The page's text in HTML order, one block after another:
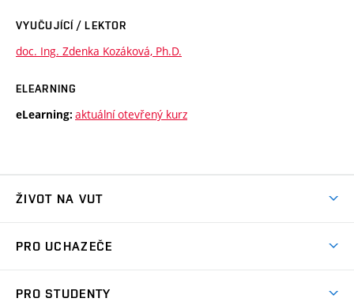
VYUČUJÍCÍ / LEKTOR
doc. Ing. Zdenka Kozáková, Ph.D.
ELEARNING
eLearning: aktuální otevřený kurz
ŽIVOT NA VUT
Koleje
PRO UCHAZEČE
PRO STUDENTY